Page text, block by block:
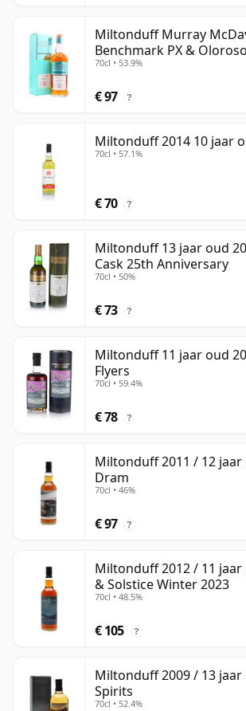
Miltonduff Murray
Benchmark PX &
2008 15 jaar oud
70cl • 53.9%
€ 97 ?
Miltonduff 2014 10 jaar
70cl • 57.1%
€ 70 ?
Miltonduff 13 jaar oud
Cask 25th Anniversary
70cl • 50%
€ 73 ?
Miltonduff 11 jaar oud
Flyers
70cl • 59.4%
€ 78 ?
Miltonduff 2011 / 12 jaar
Dram
70cl • 46%
€ 97 ?
Miltonduff 2012 / 11
& Solstice Winter 2023
70cl • 48.5%
€ 105 ?
Miltonduff 2009 / 13
Spirits
70cl • 52.4%